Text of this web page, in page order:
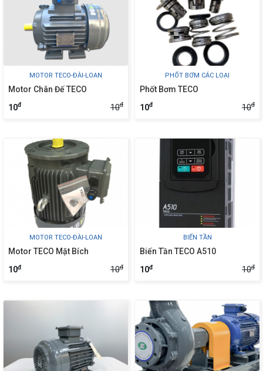
MOTOR TECO-ĐÀI-LOAN
Motor Chân Đế TECO
10đ 10đ
PHỐT BƠM CÁC LOẠI
Phốt Bơm TECO
10đ 10đ
MOTOR TECO-ĐÀI-LOAN
Motor TECO Mặt Bích
10đ 10đ
BIẾN TẦN
Biến Tần TECO A510
10đ 10đ